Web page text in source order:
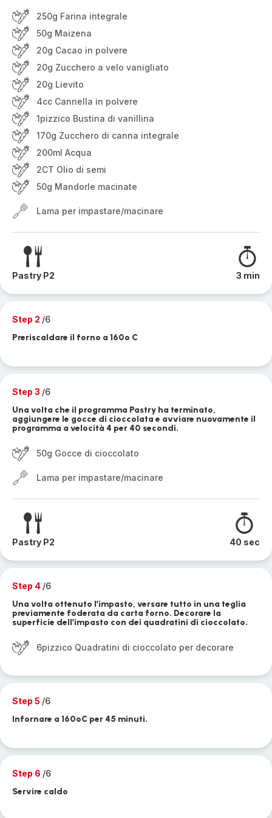
250g Farina integrale
50g Maizena
20g Cacao in polvere
20g Zucchero a velo vanigliato
20g Lievito
4cc Cannella in polvere
1pizzico Bustina di vanillina
170g Zucchero di canna integrale
200ml Acqua
2CT Olio di semi
50g Mandorle macinate
Lama per impastare/macinare
Pastry P2 3 min
Step 2 /6
Preriscaldare il forno a 160º C
Step 3 /6
Una volta che il programma Pastry ha terminato,
aggiungere le gocce di cioccolata e avviare nuovamente il
programma a velocità 4 per 40 secondi.
50g Gocce di cioccolato
Lama per impastare/macinare
Pastry P2 40 sec
Step 4 /6
Una volta ottenuto l’impasto, versare tutto in una teglia
previamente foderata da carta forno. Decorare la
superficie dell’impasto con dei quadratini di cioccolato.
6pizzico Quadratini di cioccolato per decorare
Step 5 /6
Infornare a 160ºC per 45 minuti.
Step 6 /6
Servire caldo